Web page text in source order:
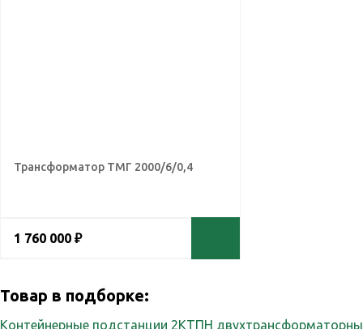
Трансформатор ТМГ 2000/6/0,4
1 760 000 ₽
Товар в подборке:
Контейнерные подстанции 2КТПН